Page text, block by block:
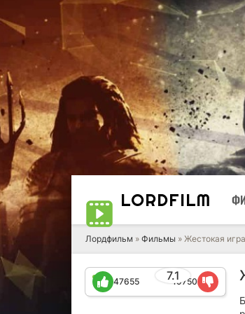
LORDFILM
Лордфильм » Фильмы » Жестокая игра
7.1
47655 19750